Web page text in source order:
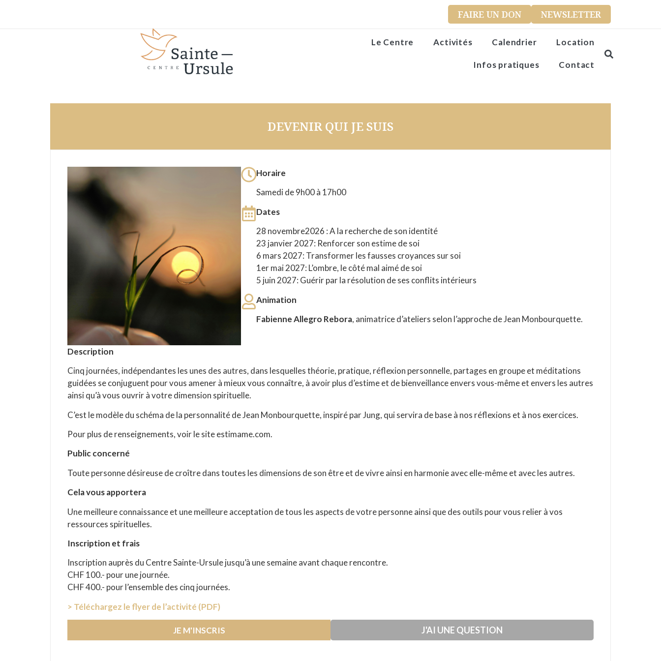
FAIRE UN DON NEWSLETTER
Le Centre Activités Calendrier Location
Infos pratiques Contact
DEVENIR QUI JE SUIS
Horaire
Samedi de 9h00 à 17h00
Dates
28 novembre2026 : A la recherche de son identité
23 janvier 2027: Renforcer son estime de soi
6 mars 2027: Transformer les fausses croyances sur soi
1er mai 2027: L’ombre, le côté mal aimé de soi
5 juin 2027: Guérir par la résolution de ses conflits intérieurs
Animation
Fabienne Allegro Rebora, animatrice d’ateliers selon l’approche de Jean Monbourquette.
Description
Cinq journées, indépendantes les unes des autres, dans lesquelles théorie, pratique, réflexion personnelle, partages en groupe et méditations
guidées se conjuguent pour vous amener à mieux vous connaître, à avoir plus d’estime et de bienveillance envers vous-même et envers les autres
ainsi qu’à vous ouvrir à votre dimension spirituelle.
C’est le modèle du schéma de la personnalité de Jean Monbourquette, inspiré par Jung, qui servira de base à nos réflexions et à nos exercices.
Pour plus de renseignements, voir le site estimame.com.
Public concerné
Toute personne désireuse de croître dans toutes les dimensions de son être et de vivre ainsi en harmonie avec elle-même et avec les autres.
Cela vous apportera
Une meilleure connaissance et une meilleure acceptation de tous les aspects de votre personne ainsi que des outils pour vous relier à vos
ressources spirituelles.
Inscription et frais
Inscription auprès du Centre Sainte-Ursule jusqu’à une semaine avant chaque rencontre.
CHF 100.- pour une journée.
CHF 400.- pour l’ensemble des cinq journées.
> Téléchargez le flyer de l’activité (PDF)
JE M'INSCRIS J'AI UNE QUESTION